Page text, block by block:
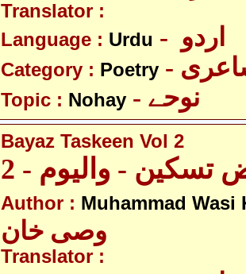
Translator :
Language : Urdu
Category : Poetry
Topic : Nohay
Bayaz Taskeen Vol 2
تسکین - والیوم - 2
Author : Muhammad Wasi
وصی خان
Translator :